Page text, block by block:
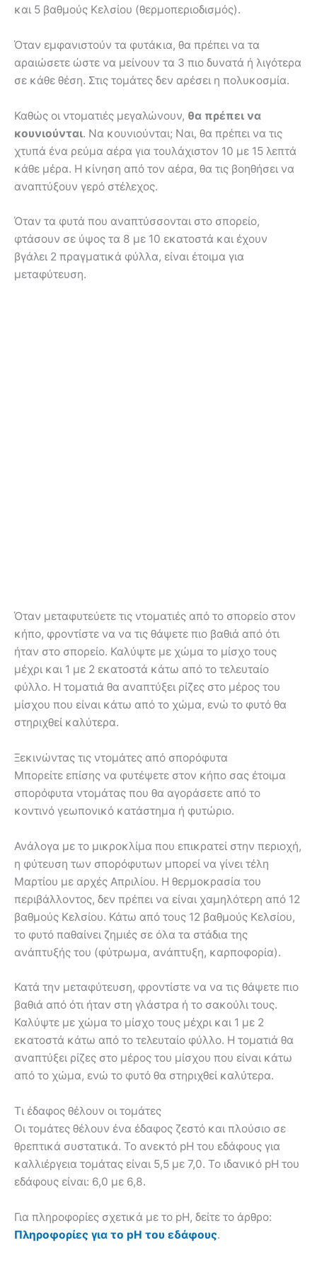
και 5 βαθμούς Κελσίου (θερμοπεριοδισμός).
Όταν εμφανιστούν τα φυτάκια, θα πρέπει να τα
αραιώσετε ώστε να μείνουν τα 3 πιο δυνατά ή λιγότερα
σε κάθε θέση. Στις τομάτες δεν αρέσει η πολυκοσμία.
Καθώς οι ντοματιές μεγαλώνουν, θα πρέπει να
κουνιούνται. Να κουνιούνται; Ναι, θα πρέπει να τις
χτυπά ένα ρεύμα αέρα για τουλάχιστον 10 με 15 λεπτά
κάθε μέρα. Η κίνηση από τον αέρα, θα τις βοηθήσει να
αναπτύξουν γερό στέλεχος.
Όταν τα φυτά που αναπτύσσονται στο σπορείο,
φτάσουν σε ύψος τα 8 με 10 εκατοστά και έχουν
βγάλει 2 πραγματικά φύλλα, είναι έτοιμα για
μεταφύτευση.
Όταν μεταφυτεύετε τις ντοματιές από το σπορείο στον
κήπο, φροντίστε να να τις θάψετε πιο βαθιά από ότι
ήταν στο σπορείο. Καλύψτε με χώμα το μίσχο τους
μέχρι και 1 με 2 εκατοστά κάτω από το τελευταίο
φύλλο. Η τοματιά θα αναπτύξει ρίζες στο μέρος του
μίσχου που είναι κάτω από το χώμα, ενώ το φυτό θα
στηριχθεί καλύτερα.
Ξεκινώντας τις ντομάτες από σπορόφυτα
Μπορείτε επίσης να φυτέψετε στον κήπο σας έτοιμα
σπορόφυτα ντομάτας που θα αγοράσετε από το
κοντινό γεωπονικό κατάστημα ή φυτώριο.
Ανάλογα με το μικροκλίμα που επικρατεί στην περιοχή,
η φύτευση των σπορόφυτων μπορεί να γίνει τέλη
Μαρτίου με αρχές Απριλίου. Η θερμοκρασία του
περιβάλλοντος, δεν πρέπει να είναι χαμηλότερη από 12
βαθμούς Κελσίου. Κάτω από τους 12 βαθμούς Κελσίου,
το φυτό παθαίνει ζημιές σε όλα τα στάδια της
ανάπτυξής του (φύτρωμα, ανάπτυξη, καρποφορία).
Κατά την μεταφύτευση, φροντίστε να να τις θάψετε πιο
βαθιά από ότι ήταν στη γλάστρα ή το σακούλι τους.
Καλύψτε με χώμα το μίσχο τους μέχρι και 1 με 2
εκατοστά κάτω από το τελευταίο φύλλο. Η τοματιά θα
αναπτύξει ρίζες στο μέρος του μίσχου που είναι κάτω
από το χώμα, ενώ το φυτό θα στηριχθεί καλύτερα.
Τι έδαφος θέλουν οι τομάτες
Οι τομάτες θέλουν ένα έδαφος ζεστό και πλούσιο σε
θρεπτικά συστατικά. Το ανεκτό pH του εδάφους για
καλλιέργεια τομάτας είναι 5,5 με 7,0. Το ιδανικό pH του
εδάφους είναι: 6,0 με 6,8.
Για πληροφορίες σχετικά με το pH, δείτε το άρθρο:
Πληροφορίες για το pH του εδάφους.